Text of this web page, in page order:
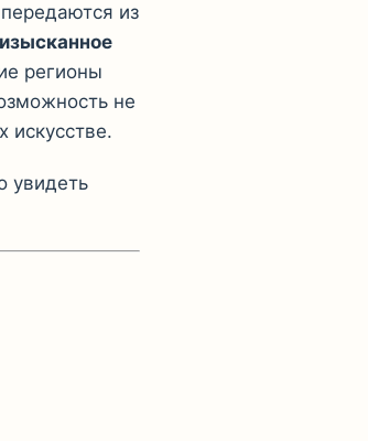
передаются из
регионы
не
искусстве.
увидеть